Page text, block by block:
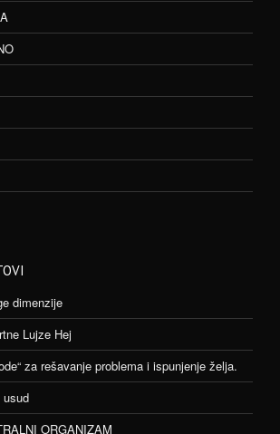
dimenzije
Lujze Hej
za rešavanje problema i ispunjenje želja.
usud
ORGANIZAM